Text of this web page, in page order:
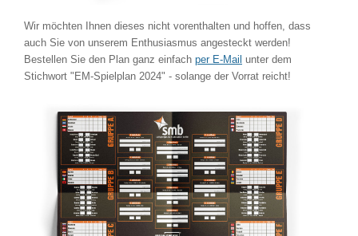
Wir möchten Ihnen dieses nicht vorenthalten und hoffen, dass
auch Sie von unserem Enthusiasmus angesteckt werden!
Bestellen Sie den Plan ganz einfach per E-Mail unter dem
Stichwort "EM-Spielplan 2024" - solange der Vorrat reicht!